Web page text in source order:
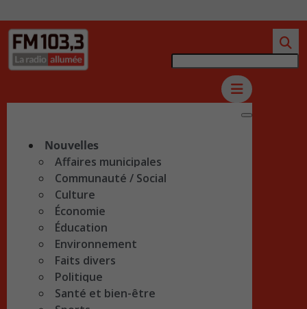
Nouvelles
Affaires municipales
Communauté / Social
Culture
Économie
Éducation
Environnement
Faits divers
Politique
Santé et bien-être